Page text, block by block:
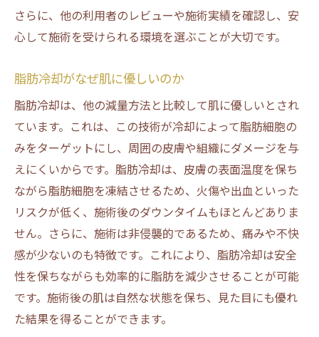
さらに、他の利用者のレビューや施術実績を確認し、安
心して施術を受けられる環境を選ぶことが大切です。
脂肪冷却がなぜ肌に優しいのか
脂肪冷却は、他の減量方法と比較して肌に優しいとされ
ています。これは、この技術が冷却によって脂肪細胞の
みをターゲットにし、周囲の皮膚や組織にダメージを与
えにくいからです。脂肪冷却は、皮膚の表面温度を保ち
ながら脂肪細胞を凍結させるため、火傷や出血といった
リスクが低く、施術後のダウンタイムもほとんどありま
せん。さらに、施術は非侵襲的であるため、痛みや不快
感が少ないのも特徴です。これにより、脂肪冷却は安全
性を保ちながらも効率的に脂肪を減少させることが可能
です。施術後の肌は自然な状態を保ち、見た目にも優れ
た結果を得ることができます。